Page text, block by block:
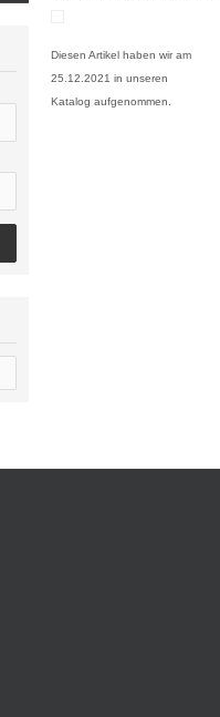
Diesen Artikel haben wir am
25.12.2021 in unseren
Katalog aufgenommen.